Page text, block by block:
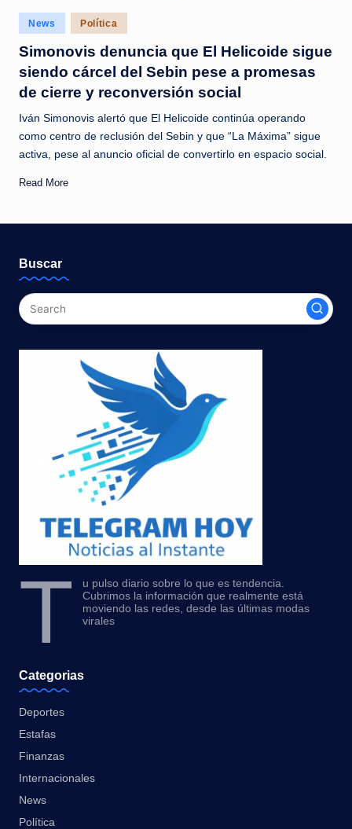
c
i
a
s
a
l
i
n
a
n
t
e
Posted
in
News Política
Simonovis denuncia que El Helicoide sigue
siendo cárcel del Sebin pese a promesas
de cierre y reconversión social
Iván Simonovis alertó que El Helicoide continúa operando
como centro de reclusión del Sebin y que “La Máxima” sigue
activa, pese al anuncio oficial de convertirlo en espacio social.
Read More
Buscar
T
u pulso diario sobre lo que es tendencia.
Cubrimos la información que realmente está
moviendo las redes, desde las últimas modas
virales
Categorias
Deportes
Estafas
Finanzas
Internacionales
News
Política